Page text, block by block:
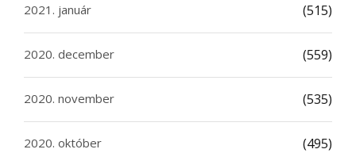
2021. január (515)
2020. december (559)
2020. november (535)
2020. október (495)